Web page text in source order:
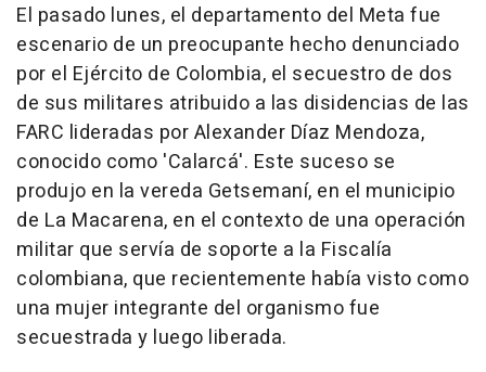
El pasado lunes, el departamento del Meta fue
escenario de un preocupante hecho denunciado
por el Ejército de Colombia, el secuestro de dos
de sus militares atribuido a las disidencias de las
FARC lideradas por Alexander Díaz Mendoza,
conocido como 'Calarcá'. Este suceso se
produjo en la vereda Getsemaní, en el municipio
de La Macarena, en el contexto de una operación
militar que servía de soporte a la Fiscalía
colombiana, que recientemente había visto como
una mujer integrante del organismo fue
secuestrada y luego liberada.